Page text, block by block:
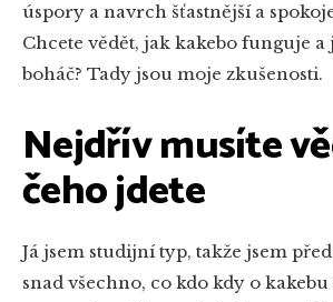
úspory a navrch šťastnější a
Chcete vědět, jak kakebo funguje a
boháč? Tady jsou moje zkušenosti.
Nejdřív musíte
čeho jdete
Já jsem studijní typ, takže jsem
snad všechno, co kdo kdy o